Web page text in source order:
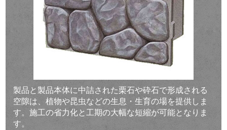
製品と製品本体に中詰された栗石や砕石で形成される
空隙は、植物や昆虫などの生息・生育の場を提供しま
す。施工の省力化と工期の大幅な短縮が可能となりま
す。